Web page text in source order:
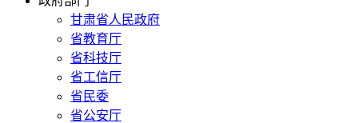
甘肃省人民政府
省教育厅
省科技厅
省工信厅
省民委
省公安厅